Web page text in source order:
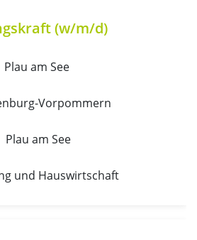
(w/m/d)
Plau am See
Vorpommern
Plau am See
und Hauswirtschaft